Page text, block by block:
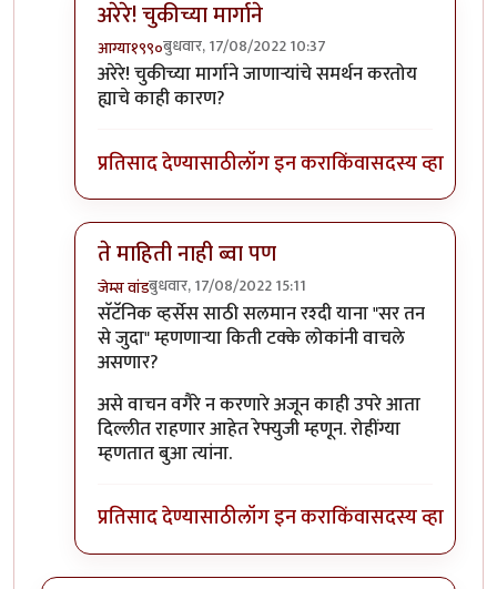
अरेरे! चुकीच्या मार्गाने
आग्या१९९०बुधवार, 17/08/2022 10:37
In reply toबिरुटे सरbyसुबोध खरे
अरेरे! चुकीच्या मार्गाने जाणाऱ्यांचे समर्थन करतोय
ह्याचे काही कारण?
प्रतिसाद देण्यासाठीलॉग इन कराकिंवासदस्य व्हा
ते माहिती नाही ब्वा पण
जेम्स वांडबुधवार, 17/08/2022 15:11
In reply toबिरुटे सरbyसुबोध खरे
सॅटॅनिक व्हर्सेस साठी सलमान रश्दी याना "सर तन
से जुदा" म्हणणाऱ्या किती टक्के लोकांनी वाचले
असणार?
असे वाचन वगैरे न करणारे अजून काही उपरे आता
दिल्लीत राहणार आहेत रेफ्युजी म्हणून. रोहींग्या
म्हणतात बुआ त्यांना.
प्रतिसाद देण्यासाठीलॉग इन कराकिंवासदस्य व्हा